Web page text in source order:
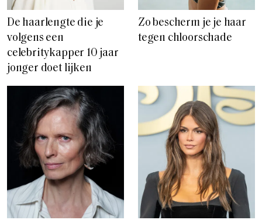
De haarlengte die je
volgens een
celebritykapper 10 jaar
jonger doet lijken
Zo bescherm je je haar
tegen chloorschade